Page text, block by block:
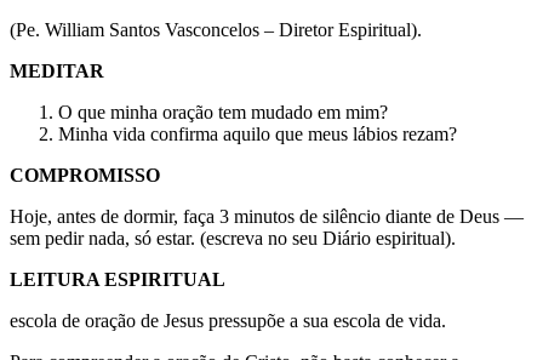
(Pe. William Santos Vasconcelos – Diretor Espiritual).
MEDITAR
O que minha oração tem mudado em mim?
Minha vida confirma aquilo que meus lábios rezam?
COMPROMISSO
Hoje, antes de dormir, faça 3 minutos de silêncio diante de Deus —
sem pedir nada, só estar. (escreva no seu Diário espiritual).
LEITURA ESPIRITUAL
escola de oração de Jesus pressupõe a sua escola de vida.